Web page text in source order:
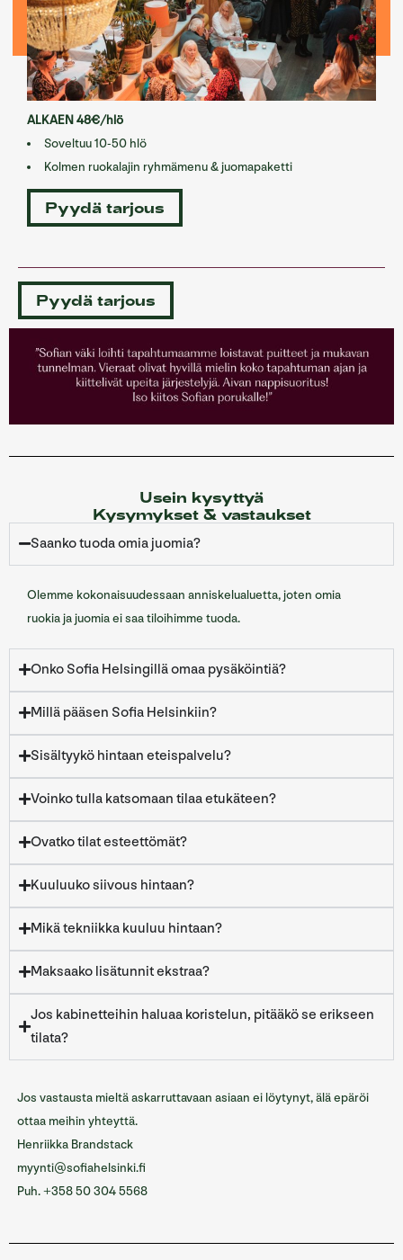
ALKAEN 48€/hlö
Soveltuu 10-50 hlö
Kolmen ruokalajin ryhmämenu & juomapaketti
Pyydä tarjous
Pyydä tarjous
Usein kysyttyä
Kysymykset & vastaukset
Saanko tuoda omia juomia?
Olemme kokonaisuudessaan anniskelualuetta, joten omia
ruokia ja juomia ei saa tiloihimme tuoda.
Onko Sofia Helsingillä omaa pysäköintiä?
Millä pääsen Sofia Helsinkiin?
Sisältyykö hintaan eteispalvelu?
Voinko tulla katsomaan tilaa etukäteen?
Ovatko tilat esteettömät?
Kuuluuko siivous hintaan?
Mikä tekniikka kuuluu hintaan?
Maksaako lisätunnit ekstraa?
Jos kabinetteihin haluaa koristelun, pitääkö se erikseen
tilata?
Jos vastausta mieltä askarruttavaan asiaan ei löytynyt, älä epäröi
ottaa meihin yhteyttä.
Henriikka Brandstack
myynti@sofiahelsinki.fi
Puh. +358 50 304 5568